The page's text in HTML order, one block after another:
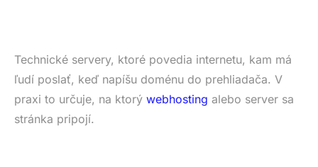
Technické servery, ktoré povedia internetu, kam má
ľudí poslať, keď napíšu doménu do prehliadača. V
praxi to určuje, na ktorý webhosting alebo server sa
stránka pripojí.